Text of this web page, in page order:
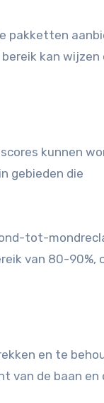
pakketten
kan wijzen
kunnen
gebieden die
tot-
van 80-90%,
en te
van de baan en